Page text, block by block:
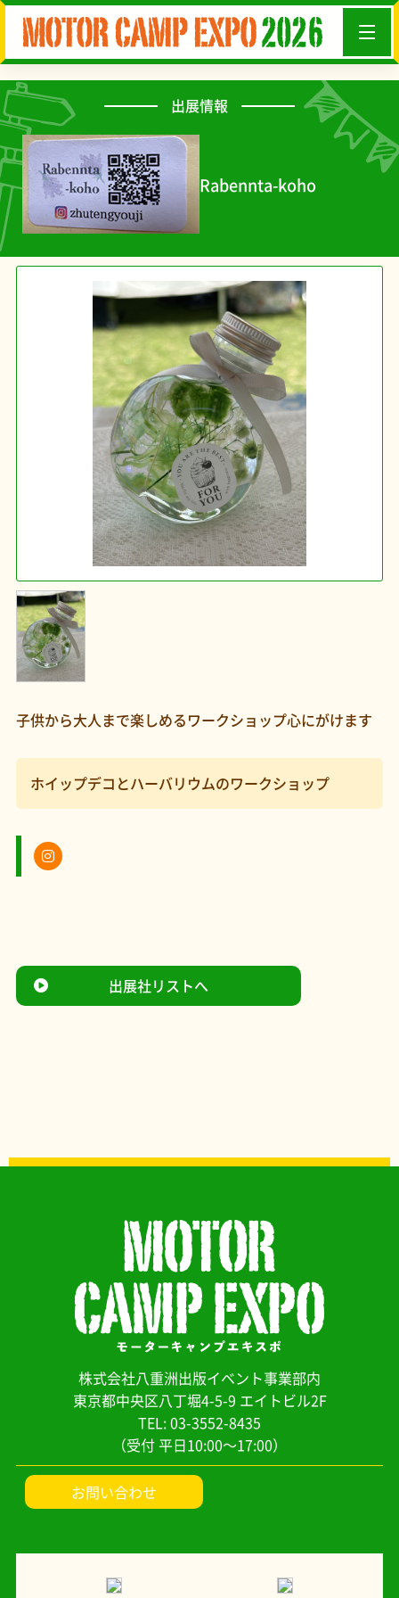
出展情報
Rabennta-koho
子供から大人まで楽しめるワークショップ心にがけます
ホイップデコとハーバリウムのワークショップ
出展社リストへ
株式会社八重洲出版イベント事業部内
東京都中央区八丁堀4-5-9 エイトビル2F
TEL: 03-3552-8435
（受付 平日10:00～17:00）
お問い合わせ